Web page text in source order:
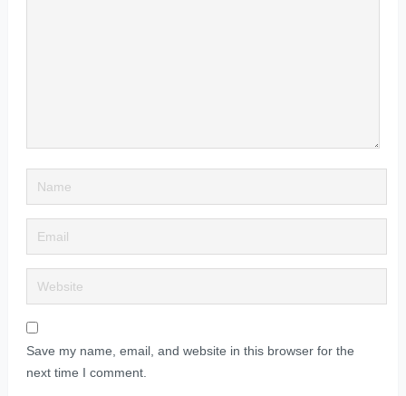
Save my name, email, and website in this browser for the
next time I comment.